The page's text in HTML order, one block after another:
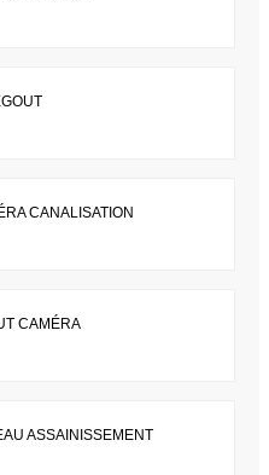
CANALISATION
CAMÉRA
ASSAINISSEMENT